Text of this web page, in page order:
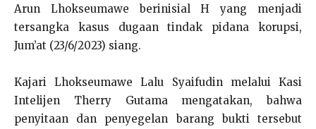
Arun Lhokseumawe berinisial H yang menjadi
tersangka kasus dugaan tindak pidana korupsi,
Jum’at (23/6/2023) siang.
Kajari Lhokseumawe Lalu Syaifudin melalui Kasi
Intelijen Therry Gutama mengatakan, bahwa
penyitaan dan penyegelan barang bukti tersebut